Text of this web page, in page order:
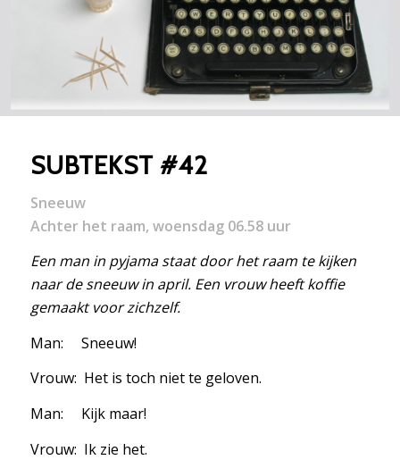
SUBTEKST #42
Sneeuw
Achter het raam, woensdag 06.58 uur
Een man in pyjama staat door het raam te kijken
naar de sneeuw in april. Een vrouw heeft koffie
gemaakt voor zichzelf.
Man: Sneeuw!
Vrouw: Het is toch niet te geloven.
Man: Kijk maar!
Vrouw: Ik zie het.